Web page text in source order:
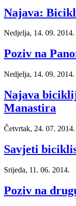
Najava:
Nedjelja, 14. 09. 2014.
Poziv na
Nedjelja, 14. 09. 2014.
Najava
Manastira
Četvrtak, 24. 07. 2014.
Savjeti
Srijeda, 11. 06. 2014.
Poziv na